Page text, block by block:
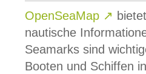
OpenSeaMap ↗
nautische
Seamarks sind
Booten und Schiffen